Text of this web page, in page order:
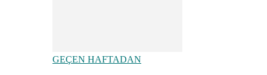
GEÇEN HAFTADAN